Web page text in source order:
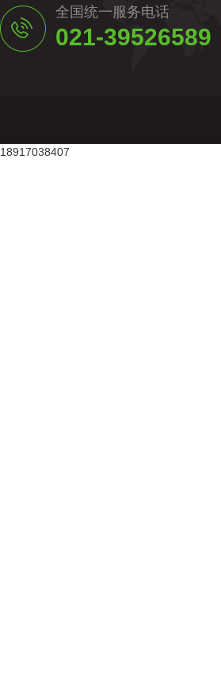
全国统一服务电话
021-39526589
18917038407